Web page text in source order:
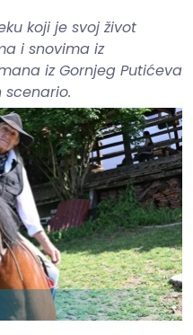
koji je svoj život
i snovima iz
iz Gornjeg Putićeva